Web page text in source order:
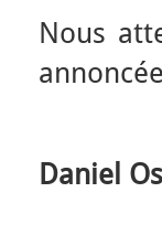
Nous
Daniel